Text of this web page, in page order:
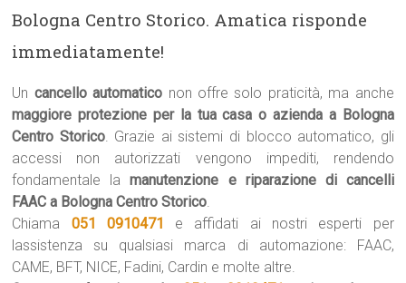
Bologna Centro Storico. Amatica risponde
immediatamente!
Un cancello automatico non offre solo praticità, ma anche
maggiore protezione per la tua casa o azienda a Bologna
Centro Storico. Grazie ai sistemi di blocco automatico, gli
accessi non autorizzati vengono impediti, rendendo
fondamentale lamanutenzione e riparazione di cancelli
FAAC a Bologna Centro Storico.
Chiama 051 0910471
e affidati ai nostri esperti per
lassistenza su qualsiasi marca di automazione: FAAC,
CAME, BFT, NICE, Fadini, Cardin e molte altre.